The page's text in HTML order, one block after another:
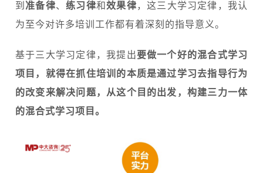
到 准备律、练习律和效果律 ，这三大学习定律，我认
为至今对许多培训工作都有着深刻的指导意义。
基于三大学习定律，我提出要做一个好的混合式学习
项目，就得在抓住培训 的本质是通过学习去指导行为
的改变来解决问题，从这个目的出发，构建三力一体
的混合式学习项目。